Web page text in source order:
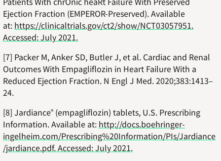
Ejection Fraction (EMPEROR-Preserved). Available
at: https://clinicaltrials.gov/ct2/show/NCT03057951.
Accessed: July 2021.
[7] Packer M, Anker SD, Butler J, et al. Cardiac and Renal
Outcomes With Empagliflozin in Heart Failure With a
Reduced Ejection Fraction. N Engl J Med. 2020;383:1413–
24.
[8] Jardiance® (empagliflozin) tablets, U.S. Prescribing
Information. Available at: http://docs.boehringer-
ingelheim.com/Prescribing%20Information/PIs/Jardiance
/jardiance.pdf. Accessed: July 2021.